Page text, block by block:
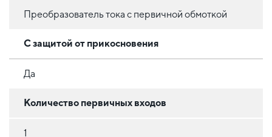
Преобразователь тока с первичной обмоткой
С защитой от прикосновения
Да
Количество первичных входов
1